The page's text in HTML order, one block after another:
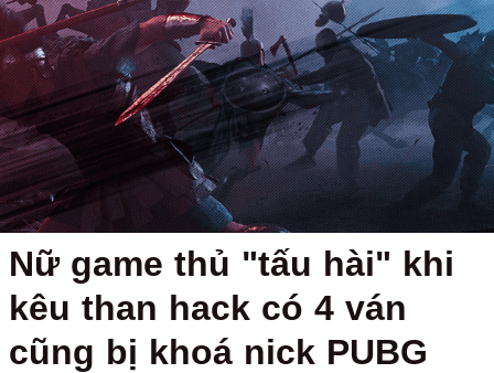
Nữ game thủ "tấu hài" khi
kêu than hack có 4 ván
cũng bị khoá nick PUBG